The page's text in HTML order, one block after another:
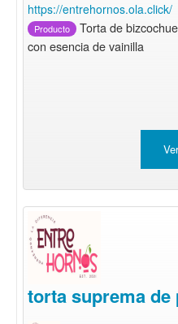
https://entrehornos.ola.click/
Producto
Torta de
con esencia de vainilla
torta suprema de